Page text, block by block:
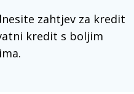
zahtjev za kredit
kredit s boljim